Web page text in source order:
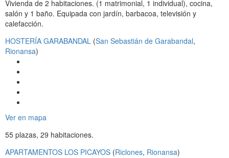
Vivienda de 2 habitaciones. (1 matrimonial, 1 individual), cocina,
salón y 1 baño. Equipada con jardín, barbacoa, televisión y
calefacción.
HOSTERÍA GARABANDAL (San Sebastián de Garabandal,
Rionansa)
Ver en mapa
55 plazas, 29 habitaciones.
APARTAMENTOS LOS PICAYOS (Riclones, Rionansa)